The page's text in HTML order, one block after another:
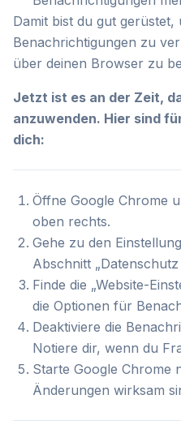
Damit bist du gut gerüstet,
Benachrichtigungen zu
über deinen Browser zu
Jetzt ist es an der Zeit,
anzuwenden. Hier sind
dich:
Öffne Google Chrome
oben rechts.
Gehe zu den
Abschnitt
Finde die „Website-
die Optionen für
Deaktiviere die
Notiere dir, wenn du
Starte Google Chrome
Änderungen wirksam